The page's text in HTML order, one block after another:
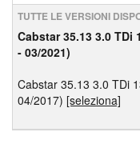
TUTTE LE VERSIONI
Cabstar 35.13 3.0 TDi
- 03/2021)
Cabstar 35.13 3.0 TDi
04/2017) [seleziona]